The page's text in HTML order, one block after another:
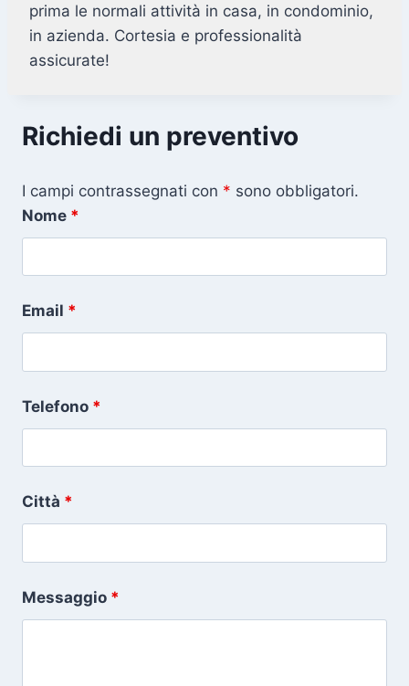
prima le normali attività in casa, in condominio,
in azienda. Cortesia e professionalità
assicurate!
Richiedi un preventivo
I campi contrassegnati con * sono obbligatori.
Nome *
Email *
Telefono *
Città *
Messaggio *